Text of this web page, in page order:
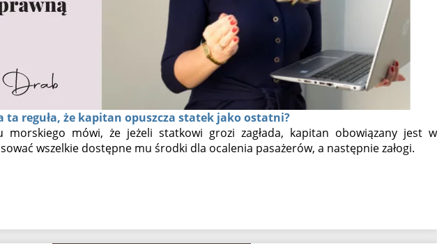
ta reguła, że kapitan opuszcza statek jako ostatni?
morskiego mówi, że jeżeli statkowi grozi zagłada, kapitan obowiązany jest w
wszelkie dostępne mu środki dla ocalenia pasażerów, a następnie załogi.